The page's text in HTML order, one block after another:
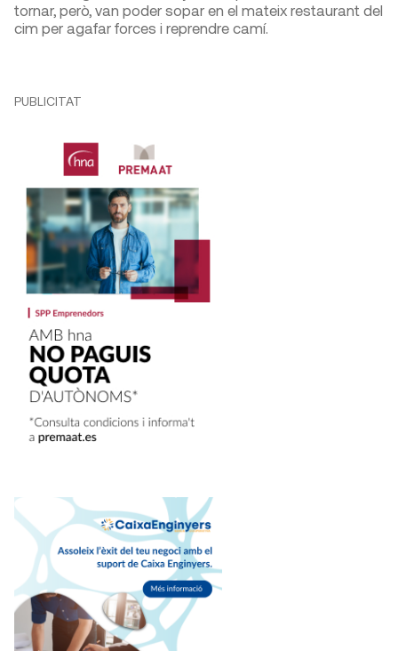
tornar, però, van poder sopar en el mateix restaurant del
cim per agafar forces i reprendre camí.
PUBLICITAT